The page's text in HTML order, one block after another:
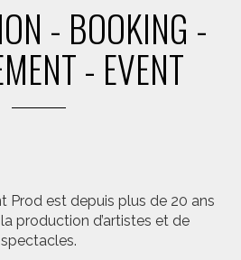
- BOOKING -
- EVENT
Prod est depuis plus de 20 ans
production d’artistes et de
spectacles.